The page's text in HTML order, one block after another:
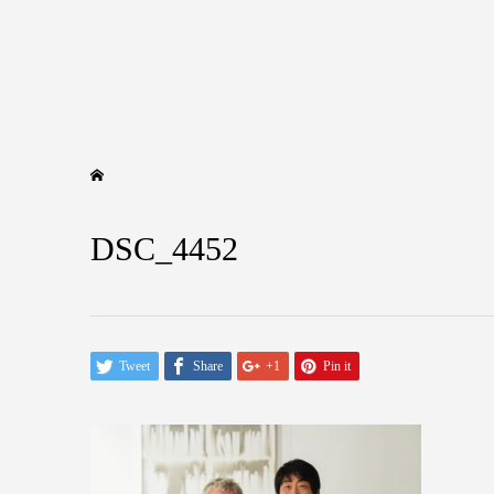
DSC_4452
Tweet Share +1 Pin it